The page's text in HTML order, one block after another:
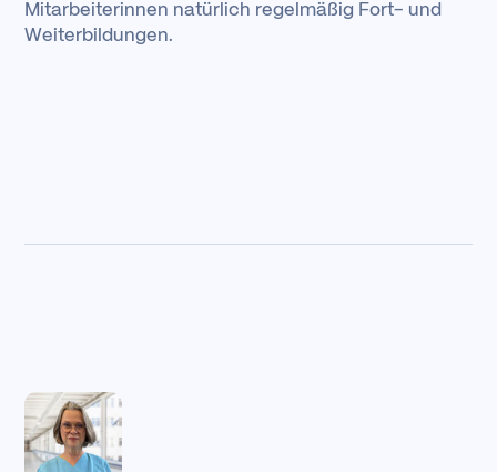
Mitarbeiterinnen natürlich regelmäßig Fort- und
Weiterbildungen.